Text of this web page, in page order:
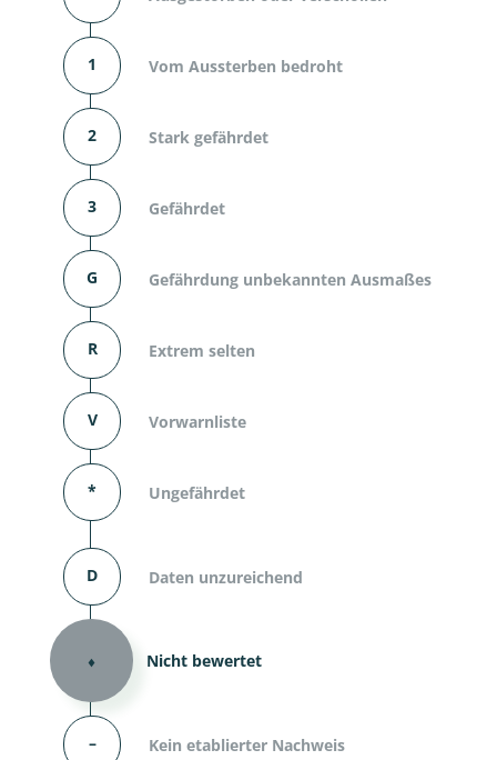
1 Vom Aussterben bedroht
2 Stark gefährdet
3 Gefährdet
G Gefährdung unbekannten Ausmaßes
R Extrem selten
V Vorwarnliste
* Ungefährdet
D Daten unzureichend
⬧ Nicht bewertet
– Kein etablierter Nachweis